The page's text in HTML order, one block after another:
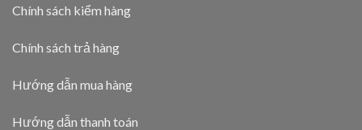
Chính sách kiểm hàng
Chính sách trả hàng
Hướng dẫn mua hàng
Hướng dẫn thanh toán